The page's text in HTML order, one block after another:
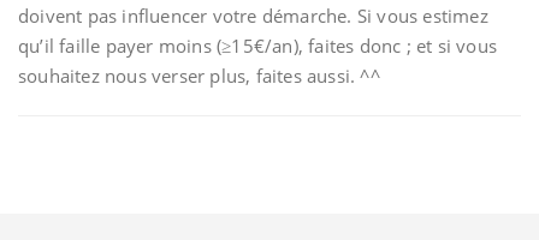
doivent pas influencer votre démarche. Si vous estimez
qu’il faille payer moins (≥15€/an), faites donc ; et si vous
souhaitez nous verser plus, faites aussi. ^^